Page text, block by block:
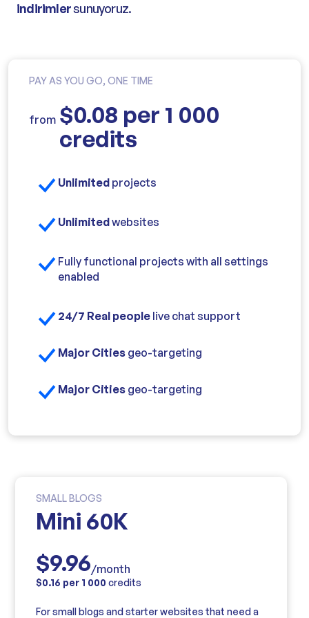
indirimlersunuyoruz.
PAY AS YOU GO, ONE TIME
from $0.08 per 1 000
credits
Unlimited projects
Unlimitedwebsites
Fully functional projects with all settings
enabled
24/7 Real people live chat support
Major Cities geo-targeting
Major Cities geo-targeting
SMALL BLOGS
Mini 60K
$9.96/month
$0.16 per 1 000 credits
For small blogs and starter websites that need a